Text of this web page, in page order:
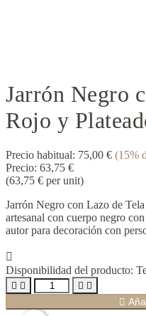
Jarrón Negro
Rojo y
Precio habitual: 75,00 € (15%
Precio: 63,75 €
(63,75 € per unit)
Jarrón Negro con Lazo de
artesanal con cuerpo negro
autor para decoración con

Disponibilidad del producto:
   
